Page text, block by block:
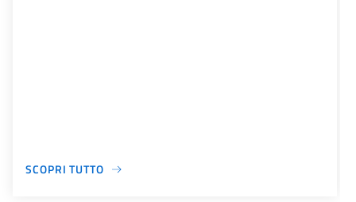
SCOPRI TUTTO